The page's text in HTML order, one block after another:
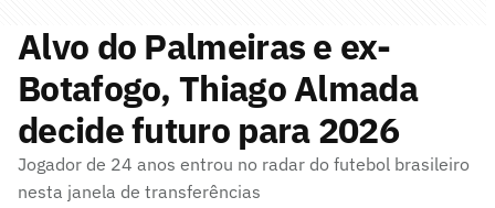
Alvo do Palmeiras e ex-
Botafogo, Thiago Almada
decide futuro para 2026
Jogador de 24 anos entrou no radar do futebol brasileiro
nesta janela de transferências